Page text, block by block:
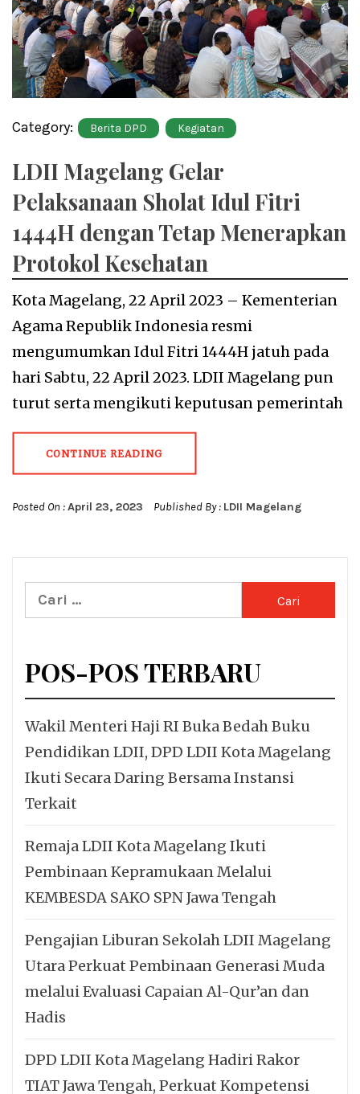
Category: Berita DPD Kegiatan
LDII Magelang Gelar
Pelaksanaan Sholat Idul Fitri
1444H dengan Tetap Menerapkan
Protokol Kesehatan
Kota Magelang, 22 April 2023 – Kementerian
Agama Republik Indonesia resmi
mengumumkan Idul Fitri 1444H jatuh pada
hari Sabtu, 22 April 2023. LDII Magelang pun
turut serta mengikuti keputusan pemerintah
CONTINUE READING
Posted On :April 23, 2023 Published By : LDII Magelang
Cari
untuk:
POS-POS TERBARU
Wakil Menteri Haji RI Buka Bedah Buku
Pendidikan LDII, DPD LDII Kota Magelang
Ikuti Secara Daring Bersama Instansi
Terkait
Remaja LDII Kota Magelang Ikuti
Pembinaan Kepramukaan Melalui
KEMBESDA SAKO SPN Jawa Tengah
Pengajian Liburan Sekolah LDII Magelang
Utara Perkuat Pembinaan Generasi Muda
melalui Evaluasi Capaian Al-Qur’an dan
Hadis
DPD LDII Kota Magelang Hadiri Rakor
TIAT Jawa Tengah, Perkuat Kompetensi